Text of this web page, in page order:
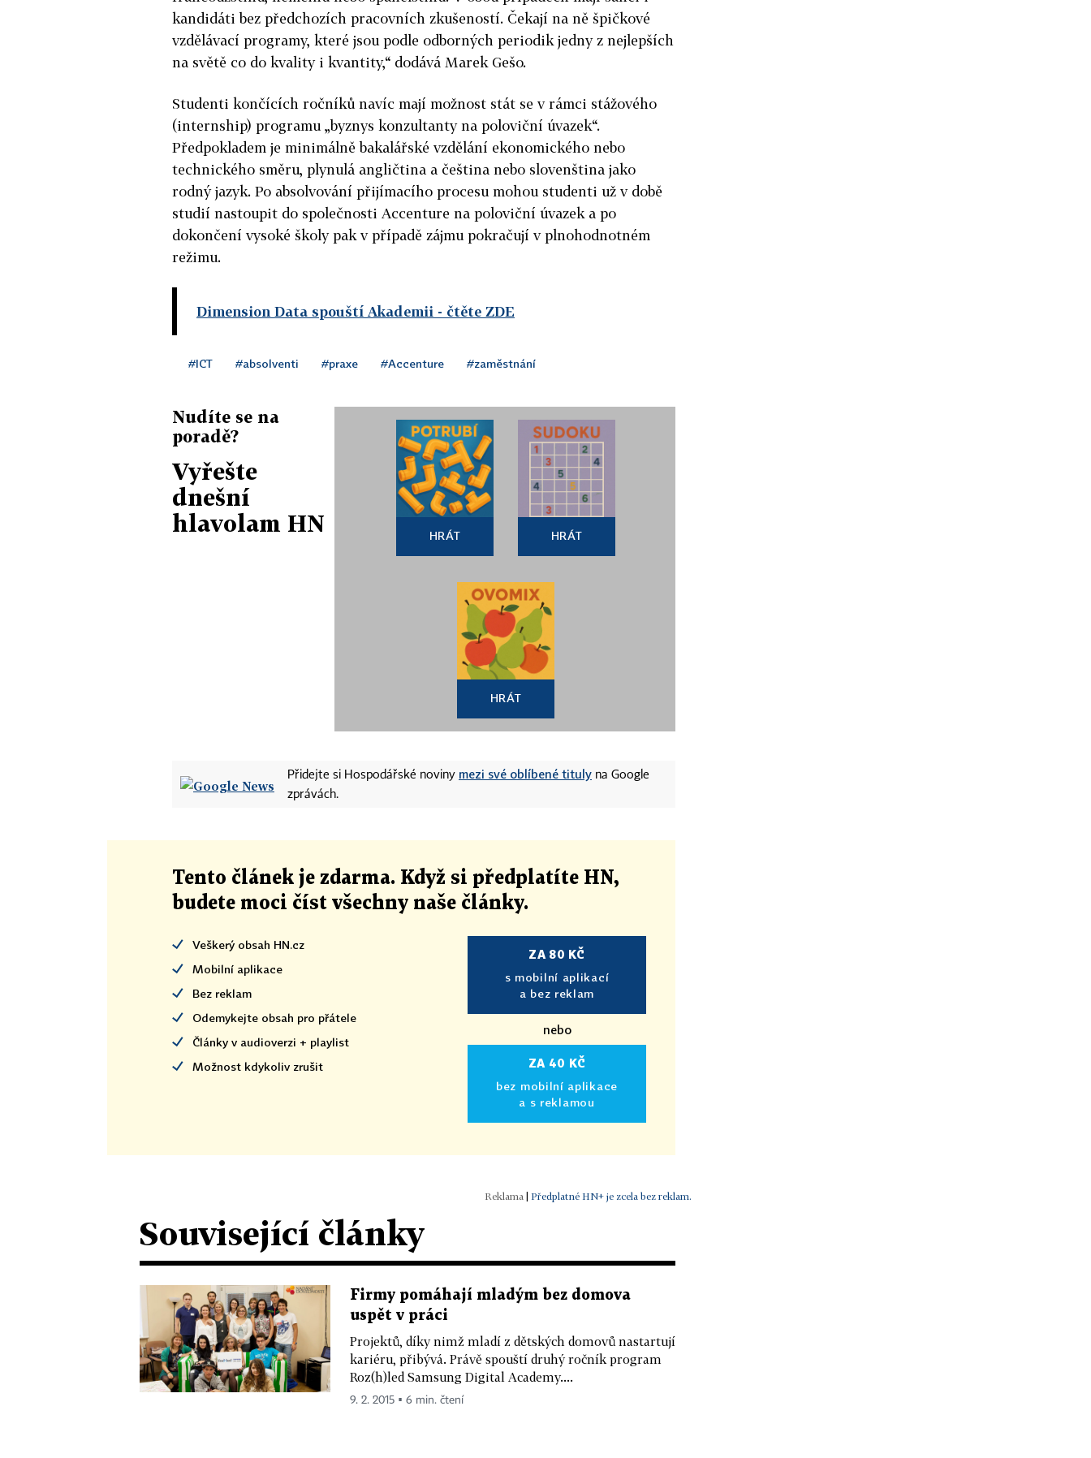
kandidáti bez předchozích pracovních zkušeností. Čekají na ně špičkové
vzdělávací programy, které jsou podle odborných periodik jedny z nejlepších
na světě co do kvality i kvantity,“ dodává Marek Gešo.
Studenti končících ročníků navíc mají možnost stát se v rámci stážového
(internship) programu „byznys konzultanty na poloviční úvazek“.
Předpokladem je minimálně bakalářské vzdělání ekonomického nebo
technického směru, plynulá angličtina a čeština nebo slovenština jako
rodný jazyk. Po absolvování přijímacího procesu mohou studenti už v době
studií nastoupit do společnosti Accenture na poloviční úvazek a po
dokončení vysoké školy pak v případě zájmu pokračují v plnohodnotném
režimu.
Dimension Data spouští Akademii - čtěte ZDE
#ICT #absolventi #praxe #Accenture #zaměstnání
Nudíte se na
poradě?
Vyřešte
dnešní
hlavolam HN
HRÁT HRÁT
HRÁT
Přidejte si Hospodářské noviny mezi své oblíbené tituly na Google
zprávách.
Tento článek je zdarma. Když si předplatíte HN,
budete moci číst všechny naše články.
Veškerý obsah HN.cz
Mobilní aplikace
Bez reklam
Odemykejte obsah pro přátele
Články v audioverzi + playlist
Možnost kdykoliv zrušit
ZA 80 KČ
s mobilní aplikací
a bez reklam
nebo
ZA 40 KČ
bez mobilní aplikace
a s reklamou
| Předplatné HN+ je zcela bez reklam.
Související články
Firmy pomáhají mladým bez domova
uspět v práci
Projektů, díky nimž mladí z dětských domovů nastartují
kariéru, přibývá. Právě spouští druhý ročník program
Roz(h)led Samsung Digital Academy....
9. 2. 2015 ▪ 6 min. čtení